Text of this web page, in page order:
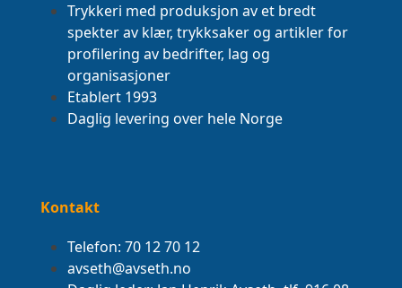
Trykkeri med produksjon av et bredt
spekter av klær, trykksaker og artikler for
profilering av bedrifter, lag og
organisasjoner
Etablert 1993
Daglig levering over hele Norge
Kontakt
Telefon: 70 12 70 12
avseth@avseth.no